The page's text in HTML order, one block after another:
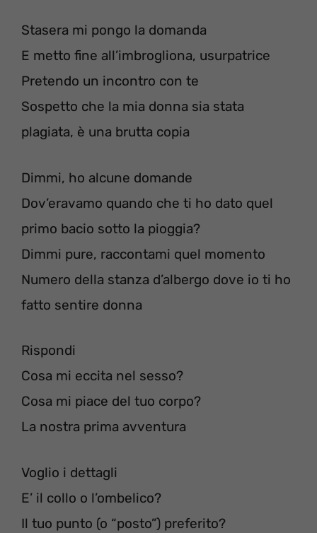
Stasera mi pongo la domanda
E metto fine all’imbrogliona, usurpatrice
Pretendo un incontro con te
Sospetto che la mia donna sia stata
plagiata, è una brutta copia
Dimmi, ho alcune domande
Dov’eravamo quando che ti ho dato quel
primo bacio sotto la pioggia?
Dimmi pure, raccontami quel momento
Numero della stanza d’albergo dove io ti ho
fatto sentire donna
Rispondi
Cosa mi eccita nel sesso?
Cosa mi piace del tuo corpo?
La nostra prima avventura
Voglio i dettagli
E’ il collo o l’ombelico?
Il tuo punto (o “posto”) preferito?